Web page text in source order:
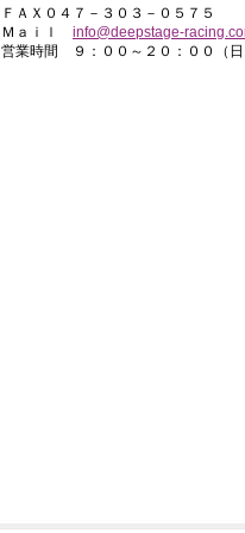
ＦＡＸ０４７－３０３－０５７５
Ｍａｉｌ info@deepstage-
営業時間 ９：００～２０：００（日